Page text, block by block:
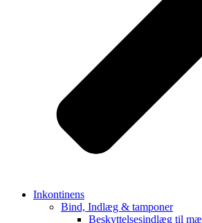
Inkontinens
Bind, Indlæg & tamponer
Beskyttelsesindlæg til